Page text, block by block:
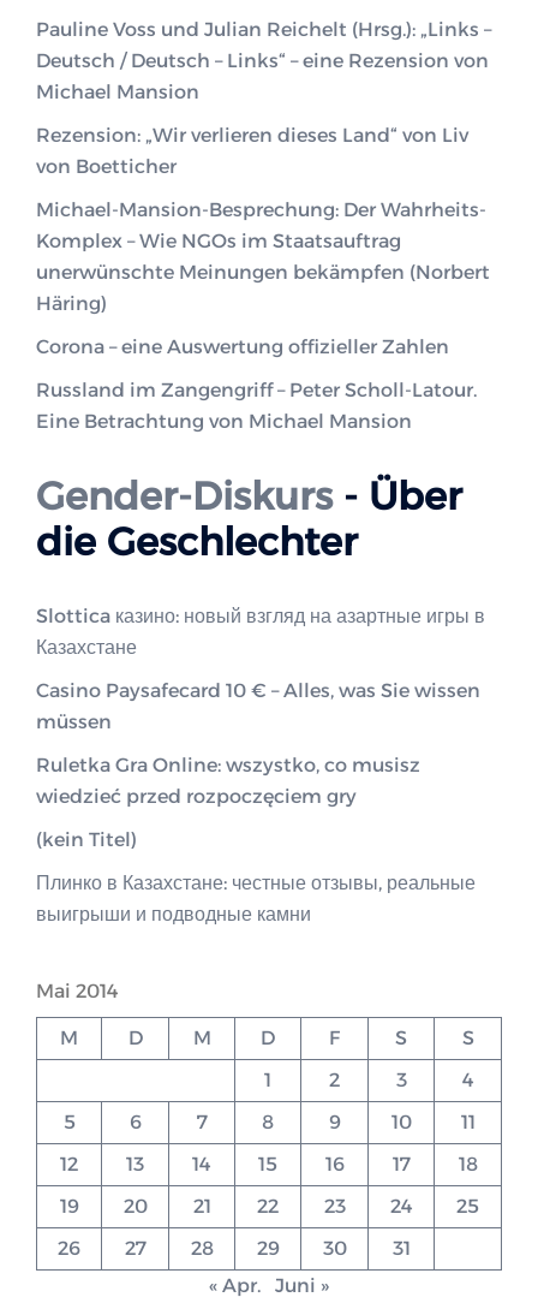
Pauline Voss und Julian Reichelt (Hrsg.): „Links –
Deutsch / Deutsch – Links“ – eine Rezension von
Michael Mansion
Rezension: „Wir verlieren dieses Land“ von Liv
von Boetticher
Michael-Mansion-Besprechung: Der Wahrheits-
Komplex – Wie NGOs im Staatsauftrag
unerwünschte Meinungen bekämpfen (Norbert
Häring)
Corona – eine Auswertung offizieller Zahlen
Russland im Zangengriff – Peter Scholl-Latour.
Eine Betrachtung von Michael Mansion
Gender-Diskurs- Über
die Geschlechter
Slottica казино: новый взгляд на азартные игры в
Казахстане
Casino Paysafecard 10 € – Alles, was Sie wissen
müssen
Ruletka Gra Online: wszystko, co musisz
wiedzieć przed rozpoczęciem gry
(kein Titel)
Плинко в Казахстане: честные отзывы, реальные
выигрыши и подводные камни
Mai 2014
M D M D F S
S
1
2 3
4
5
6 7 8 9 10
11
12
13 14 15 16 17
18
19
20 21 22 23 24
25
26
27 28 29 30
31
« Apr.
Juni »